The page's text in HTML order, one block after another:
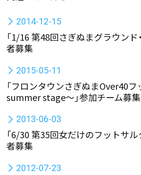
2014-12-15
「1/16 第48回さぎぬまグラウンド
者募集
2015-05-11
「フロンタウンさぎぬまOver40
summer stage〜」参加チーム募集
2013-06-03
「6/30 第35回女だけのフットサル
者募集
2012-07-23